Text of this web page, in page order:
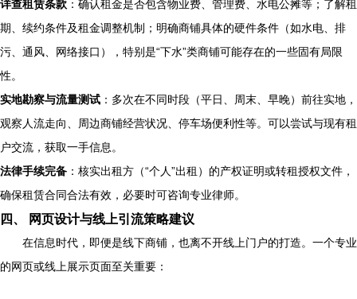
详查租赁条款 ：确认租金是否包含物业费、管理费、水电公摊等；了解租
期、续约条件及租金调整机制；明确商铺具体的硬件条件（如水电、排
污、通风、网络接口），特别是“下水”类商铺可能存在的一些固有局限
性。
实地勘察与流量测试 ：多次在不同时段（平日、周末、早晚）前往实地，
观察人流走向、周边商铺经营状况、停车场便利性等。可以尝试与现有租
户交流，获取一手信息。
法律手续完备 ：核实出租方（“个人”出租）的产权证明或转租授权文件，
确保租赁合同合法有效，必要时可咨询专业律师。
四、 网页设计与线上引流策略建议
在信息时代，即便是线下商铺，也离不开线上门户的打造。一个专业
的网页或线上展示页面至关重要：